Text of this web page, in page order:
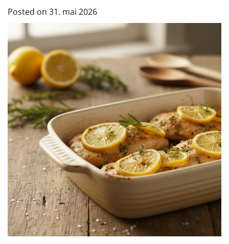
Posted on 31. mai 2026